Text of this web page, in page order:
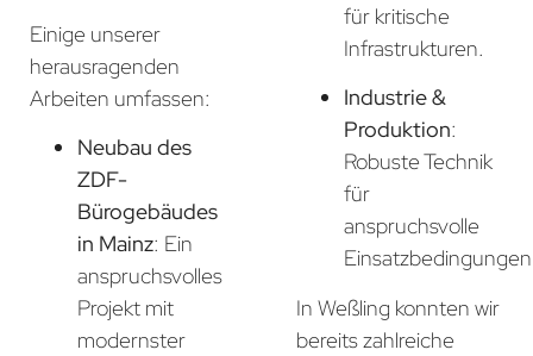
Einige unserer
herausragenden
Arbeiten umfassen:
Neubau des
ZDF-
Bürogebäudes
in Mainz: Ein
anspruchsvolles
Projekt mit
modernster
für kritische
Infrastrukturen.
Industrie &
Produktion:
Robuste Technik
für
anspruchsvolle
In Weßling konnten wir
bereits zahlreiche